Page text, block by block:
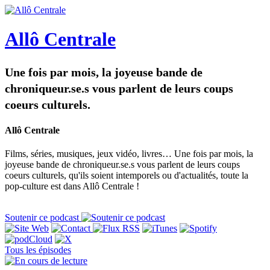
Allô Centrale
Une fois par mois, la joyeuse bande de
chroniqueur.se.s vous parlent de leurs coups
coeurs culturels.
Allô Centrale
Films, séries, musiques, jeux vidéo, livres… Une fois par mois, la
joyeuse bande de chroniqueur.se.s vous parlent de leurs coups
coeurs culturels, qu'ils soient intemporels ou d'actualités, toute la
pop-culture est dans Allô Centrale !
Soutenir ce podcast
Tous les épisodes